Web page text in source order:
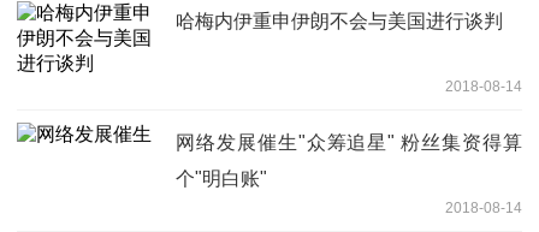
哈梅内伊重申伊朗不会与美国进行谈判
2018-08-14
网络发展催生"众筹追星" 粉丝集资得算
个"明白账"
2018-08-14